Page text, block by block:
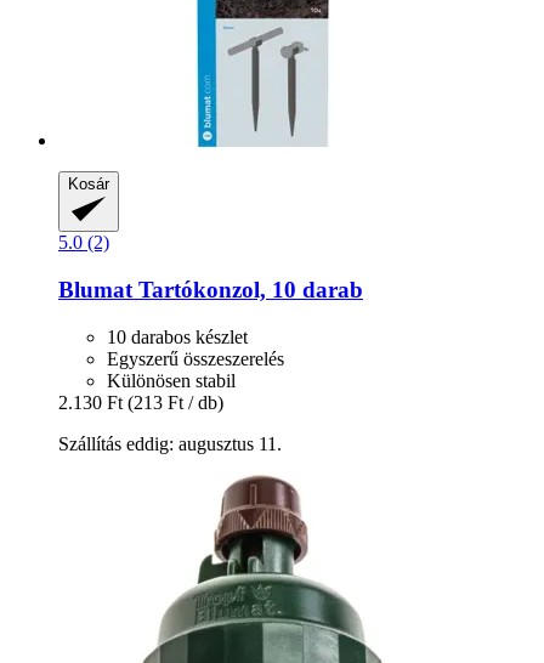
Kosár
5.0 (2)
Blumat Tartókonzol, 10 darab
10 darabos készlet
Egyszerű összeszerelés
Különösen stabil
2.130 Ft (213 Ft / db)
Szállítás eddig: augusztus 11.